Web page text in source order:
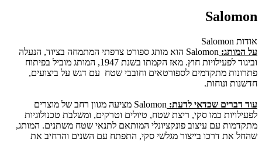
Salomon
אודות Salomon
על המותג:
Salomon הוא מותג ספורט צרפתי המתמחה בציוד, הנעלה
וביגוד לפעילויות חוץ. מאז הקמתו בשנת 1947, המותג מוביל בפיתוח
פתרונות מתקדמים לספורטאים וחובבי שטח עם דגש על ביצועים,
חדשנות ונוחות.
עוד דברים שכדאי לדעת:
Salomon מציעה מגוון רחב של מוצרים
לפעילויות כמו סקי, ריצת שטח, טיולים וטרקים, ומשלבת טכנולוגיות
מתקדמות עם עיצוב פונקציונלי המותאם לתנאי שטח משתנים. המותג,
שהחל את דרכו בייצור מגלשי סקי, התפתח עם השנים והרחיב את